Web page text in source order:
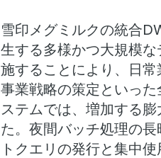
雪印メグミルクの統合
生する多様かつ大規模
施することにより、日
事業戦略の策定といっ
ステムでは、増加する
た。夜間バッチ処理の
トクエリの発行と集中